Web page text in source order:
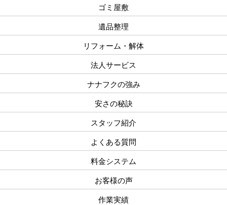
ゴミ屋敷
遺品整理
リフォーム・解体
法人サービス
ナナフクの強み
安さの秘訣
スタッフ紹介
よくある質問
料金システム
お客様の声
作業実績